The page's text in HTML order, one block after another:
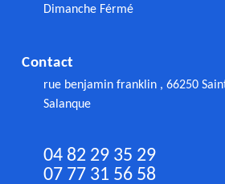
Dimanche Férmé
Contact
rue benjamin franklin , 66250
Salanque
04 82 29 35 29
07 77 31 56 58